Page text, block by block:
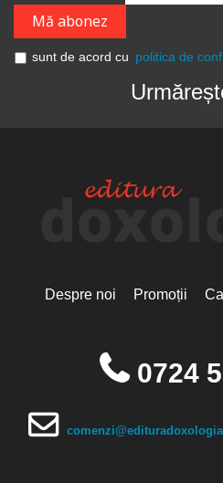
sunt de acord cu politica de
Despre noi Promoții
0724